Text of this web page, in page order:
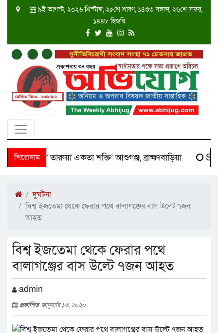
৯ই আগস্ট, ২০২৬ খ্রিস্টাব্দ, ২৫শে শ্রাবণ, ১৪৩৩ বঙ্গাব্দ, ২৬শে সফর,
১৪৪৮ হিজরি
শিরোনাম
‘দক্ষিণ তারুয়া একতা শক্তি’ আশুগঞ্জ, ব্রাহ্মণবাড়িয়া
দুর্ঘটনা
বিশ্ব ইজতেমা থেকে ফেরার পথে বালাগঞ্জের বাস উল্টে ৭জন
আহত
বিশ্ব ইজতেমা থেকে ফেরার পথে
বালাগঞ্জের বাস উল্টে ৭জন আহত
admin
প্রকাশিত জানুয়ারি ১৩, ২০২০